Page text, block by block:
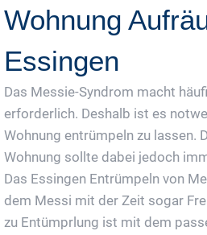
Wohnung
Essingen
Das Messie-Syndrom macht
erforderlich. Deshalb ist es
Wohnung entrümpeln zu lassen.
Wohnung sollte dabei jedoch
Das Essingen Entrümpeln von
dem Messi mit der Zeit sogar
zu Entümprlung ist mit dem